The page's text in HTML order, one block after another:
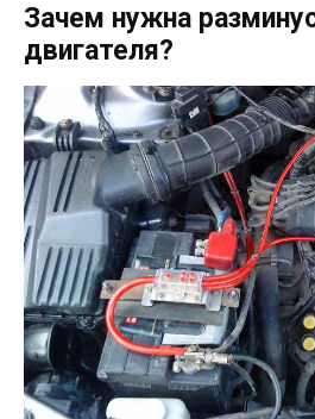
Зачем нужна
двигателя?